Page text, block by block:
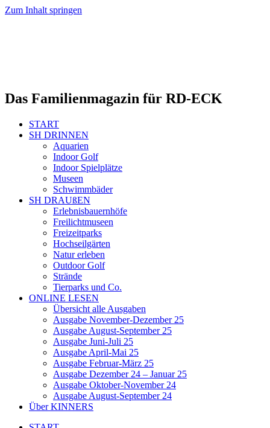
Zum Inhalt springen
Das Familienmagazin für RD-ECK
START
SH DRINNEN
Aquarien
Indoor Golf
Indoor Spielplätze
Museen
Schwimmbäder
SH DRAUßEN
Erlebnisbauernhöfe
Freilichtmuseen
Freizeitparks
Hochseilgärten
Natur erleben
Outdoor Golf
Strände
Tierparks und Co.
ONLINE LESEN
Übersicht alle Ausgaben
Ausgabe November-Dezember 25
Ausgabe August-September 25
Ausgabe Juni-Juli 25
Ausgabe April-Mai 25
Ausgabe Februar-März 25
Ausgabe Dezember 24 – Januar 25
Ausgabe Oktober-November 24
Ausgabe August-September 24
Über KINNERS